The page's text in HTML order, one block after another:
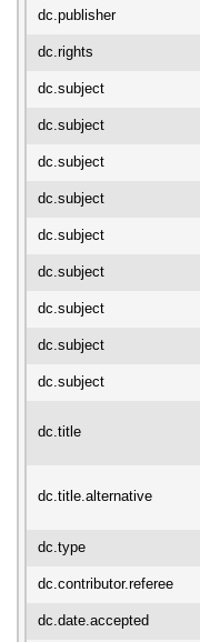
dc.publisher
dc.rights
dc.subject
dc.subject
dc.subject
dc.subject
dc.subject
dc.subject
dc.subject
dc.subject
dc.subject
dc.title
dc.title.alternative
dc.type
dc.contributor.referee
dc.date.accepted